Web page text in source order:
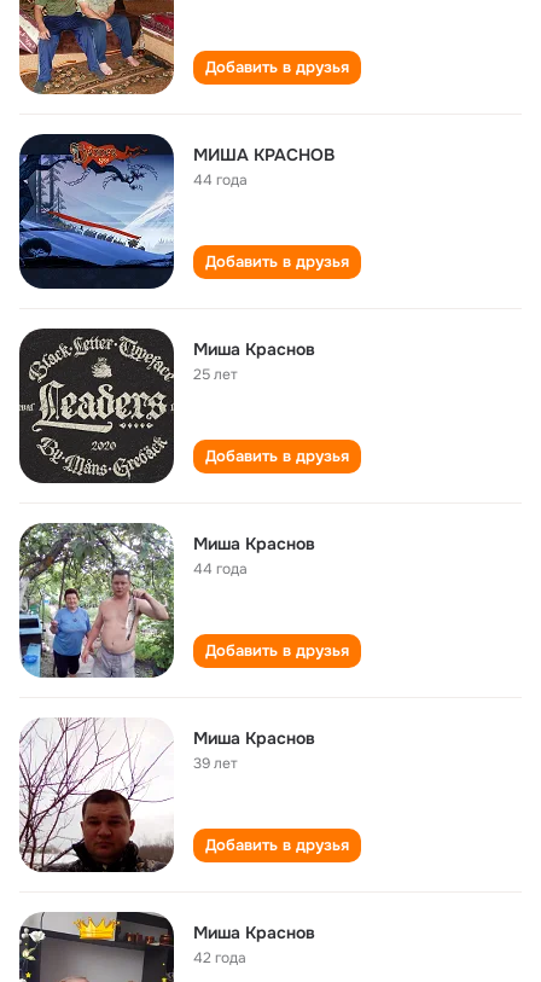
Добавить в друзья
МИША КРАСНОВ
44 года
Добавить в друзья
Миша Краснов
25 лет
Добавить в друзья
Миша Краснов
44 года
Добавить в друзья
Mиша Kраснов
39 лет
Добавить в друзья
Миша Краснов
42 года